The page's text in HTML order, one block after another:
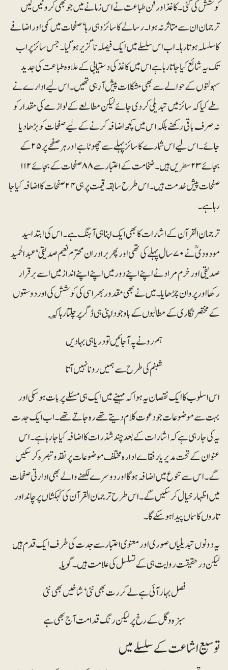
کوشش کی گئی۔ کاغذ اور فن طباعت نے اس زمانے میں جو بھی کروٹیں لیں
ترجمان ان سے متاثر نہ ہوا۔رسالے کا سائز وہی رہا ‘صفحات میں کمی اور اضافے
کا سلسلہ ہوتا رہا۔ اب اس سلسلے میں ایک فیصلہ ناگزیر ہوگیا۔ جس سائز پر اب
تک یہ شائع کیا جاتا رہا ہے اس میں کاغذ کی دستیابی کے علاوہ طباعت کی جدید
سہولتوں کے حوالے سے بھی مشکلات پیش آ رہی تھیں۔ اس لیے ادارے نے
طے کیا کہ سائز میں تبدیلی کر دی جائے لیکن مطالعے کے لوازمے کی مقدار کو
نہ صرف باقی رکھنے بلکہ اس میں کچھ اضافہ کرنے کے لیے صفحات کو بڑھا دیا
جائے۔ اس لیے اس شمارے کا سائز پہلے سے چھوٹا ہے اور ہر صفحے پر ۲۵ کے
بجائے ۲۳سطریں ہیں۔ ضخامت کے اعتبار سے ۸۸ صفحات کے بجائے ۱۱۲
صفحات پیش خدمت ہیں۔اس طرح سابقہ قیمت پر ہی ۲۴ صفحات کا اضافہ کیا جا
رہا ہے۔
ترجمان القرآن کے اشارات کا بھی ایک اپنا ہی آہنگ ہے۔ اس کی ابتدا سید
مودودیؒ نے ۷۰ سال پہلے کی تھی اور پھر برادران محترم نعیم صدیقی‘ عبدالحمید
صدیقی اور خرم مراد نے اپنے اپنے دور میں اپنے اپنے انداز میں اسے برقرار
رکھا اور پروان چڑھایا۔ میں نے بھی مقدور بھر اسی کی کوشش کی اور دوستوں
کے مختصر نگاری کے مطالبوں کے باوجود اپنی ہی ڈگر پر چلتا رہا کہ ؎
ہم رونے پہ آ جائیں تو دریا ہی بہا دیں
شبنم کی طرح سے ہمیں رونا نہیں آتا
اس اسلوب کا ایک نقصان یہ ہوا کہ مہینے میں ایک ہی مسئلے پر بات ہوسکی اور
بہت سے موضوعات جو دعوت کلام دیتے تھے رہ جاتے تھے۔ اب ایک جدت
یہ کی جا رہی ہے کہ اشارات کے بعد چند شذرات کا اضافہ کیا جا رہا ہے۔ اس
عنوان کے تحت مدیر یا رفقاے ادارہ مختلف موضوعات پر نقدوتبصرہ کرسکیں
گے۔ اس سے تنوع میں اضافہ ہوگا اور دوسرے لکھنے والے بھی ادارتی صفحات
میں اظہار خیال کر سکیں گے۔ اس طرح ترجمان القرآن کی کہکشاں پر چاند اور
تاروں کا سماں پیدا ہو سکے گا۔
یہ دونوں تبدیلیاں صوری اور معنوی اعتبار سے جدت کی طرف ایک قدم ہیں
لیکن درحقیقت روایت ہی کے تسلسل کی علامت ہیں۔ گویا ؎
فصل بہار آئی ہے لے کر رت بھی نئی‘ شاخیں بھی نئی
سبزہ و گل کے رخ پر لیکن رنگ قدامت آج بھی ہے
توسیع اشاعت کے سلسلے میں